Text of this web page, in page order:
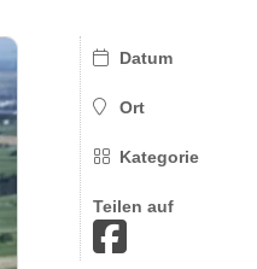
Datum
Ort
Kategorie
Teilen auf